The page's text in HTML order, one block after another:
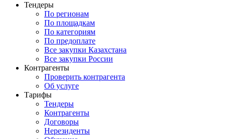
Тендеры
По регионам
По площадкам
По категориям
По предоплате
Все закупки Казахстана
Все закупки России
Контрагенты
Проверить контрагента
Об услуге
Тарифы
Тендеры
Контрагенты
Договоры
Нерезиденты